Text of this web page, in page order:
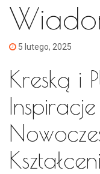
5 lutego, 2025
Kreską i